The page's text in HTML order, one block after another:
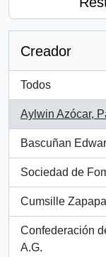
Creador
Todos
Aylwin Azócar,
, 3 resultados
Bascuñan
, 3 resultados
Sociedad de
, 1 resultados
Cumsille
, 1 resultados
Confederación
A.G.
, 1 resultados